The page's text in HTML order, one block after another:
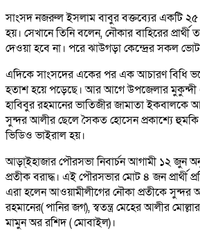
সাংসদ নজরুল ইসলাম বাবুর বক্তব্যের একটি ২৫
হয়। সেখানে তিনি বলেন, নৌকার বাহিরের
দেওয়া হবে না। পরে ঝাউগড়া কেন্দ্রের সকল ভোট
এদিকে সাংসদের একের পর এক আচারণ বিধি ভঙ্গের
হতাশ হয়ে পড়েছে। আর আগে উপজেলার মুকুন্দী
হাবিবুর রহমানের ভাতিজীর জামাতা ইকবালকে
সুন্দর আলীর ছেলে সৈকত হোসেন প্রকাশ্যে হুমকি
ভিডিও ভাইরাল হয়।
আড়া্ইহাজার পৌরসভা নিবার্চন আগামী ১২ জুন
প্রতীক বরাদ্ধ। এই পৌরসভার মোট ৪ জন প্রার্থী
এরা হলেন আওয়ামীলীগের নৌকা প্রতীকে সুন্দর
রহমানের( পানির জগ), স্বতন্ত্র মেহের আলীর
মামুন অর রশিদ ( মোবাইল)।